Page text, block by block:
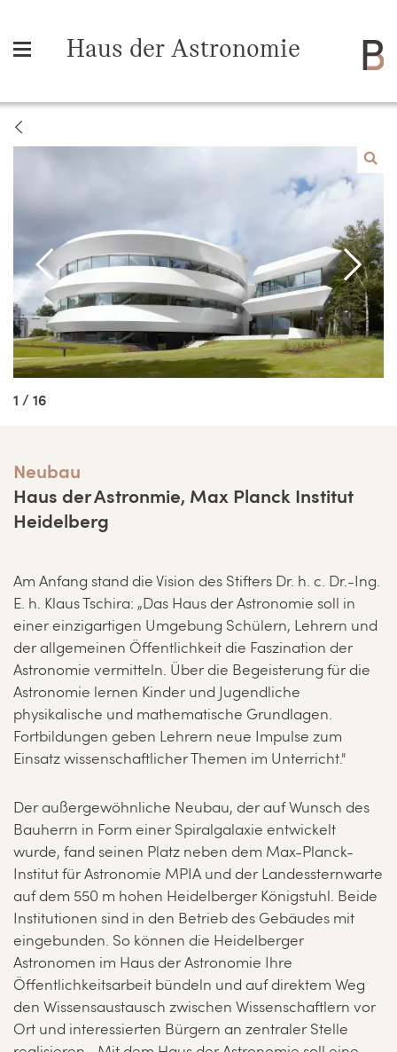
Haus der Astronomie
1 / 16
Neubau
Haus der Astronmie, Max Planck Institut
Heidelberg
Am Anfang stand die Vision des Stifters Dr. h. c. Dr.-Ing.
E. h. Klaus Tschira: „Das Haus der Astronomie soll in
einer einzigartigen Umgebung Schülern, Lehrern und
der allgemeinen Öffentlichkeit die Faszination der
Astronomie vermitteln. Über die Begeisterung für die
Astronomie lernen Kinder und Jugendliche
physikalische und mathematische Grundlagen.
Fortbildungen geben Lehrern neue Impulse zum
Einsatz wissenschaftlicher Themen im Unterricht."
Der außergewöhnliche Neubau, der auf Wunsch des
Bauherrn in Form einer Spiralgalaxie entwickelt
wurde, fand seinen Platz neben dem Max-Planck-
Institut für Astronomie MPIA und der Landessternwarte
auf dem 550 m hohen Heidelberger Königstuhl. Beide
Institutionen sind in den Betrieb des Gebäudes mit
eingebunden. So können die Heidelberger
Astronomen im Haus der Astronomie Ihre
Öffentlichkeitsarbeit bündeln und auf direktem Weg
den Wissensaustausch zwischen Wissenschaftlern vor
Ort und interessierten Bürgern an zentraler Stelle